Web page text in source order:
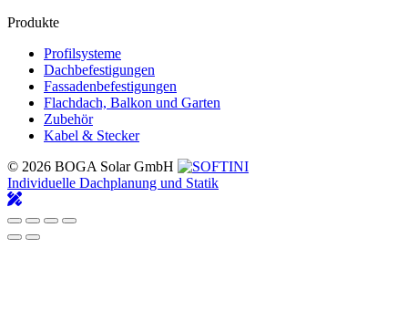
Produkte
Profilsysteme
Dachbefestigungen
Fassadenbefestigungen
Flachdach, Balkon und Garten
Zubehör
Kabel & Stecker
© 2026 BOGA Solar GmbH
Individuelle Dachplanung und Statik